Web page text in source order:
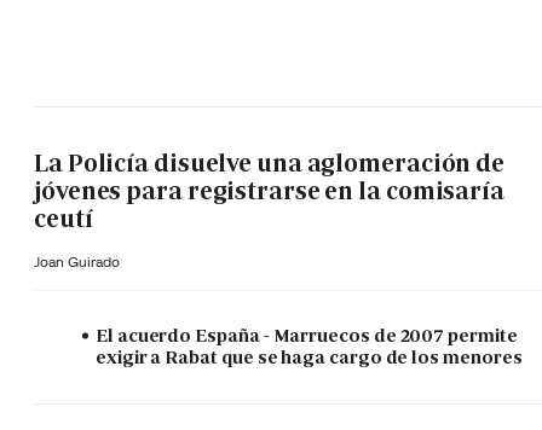
La Policía disuelve una aglomeración de
jóvenes para registrarse en la comisaría
ceutí
Joan Guirado
El acuerdo España - Marruecos de 2007 permite
exigir a Rabat que se haga cargo de los menores